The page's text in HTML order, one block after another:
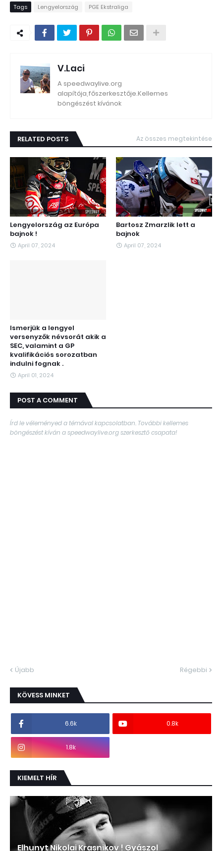
Tags Lengyelország PGE Ekstraliga
V.Laci
A speedwaylive.org
alapítója,főszerkesztője.Kellemes
böngészést kívánok
RELATED POSTS Az összes megtekintése
Lengyelország az Európa
bajnok !
April 07, 2024
Bartosz Zmarzlik lett a
bajnok
April 07, 2024
Ismerjük a lengyel
versenyzők névsorát akik a
SEC, valamint a GP
kvalifikációs sorozatban
indulni fognak .
April 01, 2024
POST A COMMENT
Írd le véleményed a témával kapcsolatban. További kellemes
böngészést kíván a speedwaylive.org szerkesztő csapata!
Újabb Régebbi
KÖVESS MINKET
6.6k 0.8k
1.8k
KIEMELT HÍR
Elhunyt Nikolai Krasnikov ! Gyászol